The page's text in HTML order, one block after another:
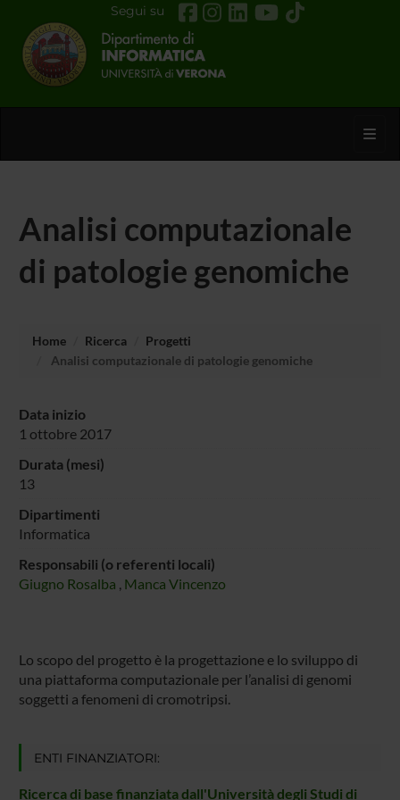
Segui su
Analisi computazionale
di patologie genomiche
Home Ricerca
Progetti
Analisi computazionale di patologie genomiche
Data inizio
1 ottobre 2017
Durata (mesi)
13
Dipartimenti
Informatica
Responsabili (o referenti locali)
Giugno Rosalba , Manca Vincenzo
Lo scopo del progetto è la progettazione e lo sviluppo di
una piattaforma computazionale per l’analisi di genomi
soggetti a fenomeni di cromotripsi.
ENTI FINANZIATORI:
Ricerca di base finanziata dall'Università degli Studi di